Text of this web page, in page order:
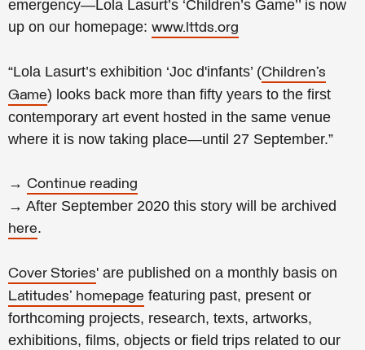
emergency—Lola Lasurt’s ‘Children’s Game’’ is now
up on our homepage: www.lttds.org
“Lola Lasurt’s exhibition ‘Joc d'infants’ (Children’s
Game) looks back more than fifty years to the first
contemporary art event hosted in the same venue
where it is now taking place—until 27 September.”
→ Continue reading
→ After September 2020 this story will be archived
here.
Cover Stories' are published on a monthly basis on
Latitudes' homepage featuring past, present or
forthcoming projects, research, texts, artworks,
exhibitions, films, objects or field trips related to our